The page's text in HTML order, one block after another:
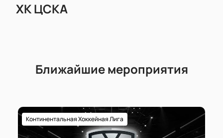
ХК ЦСКА
Ближайшие мероприятия
Континентальная Хоккейная Лига